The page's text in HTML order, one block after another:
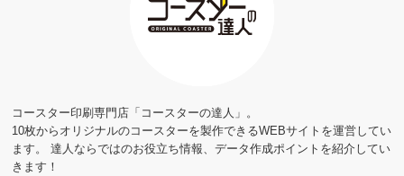
コースター印刷専門店「コースターの達人」。
10枚からオリジナルのコースターを製作できるWEBサイトを運営してい
ます。 達人ならではのお役立ち情報、データ作成ポイントを紹介してい
きます！